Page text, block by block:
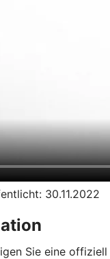
30.11.2022
Sie eine